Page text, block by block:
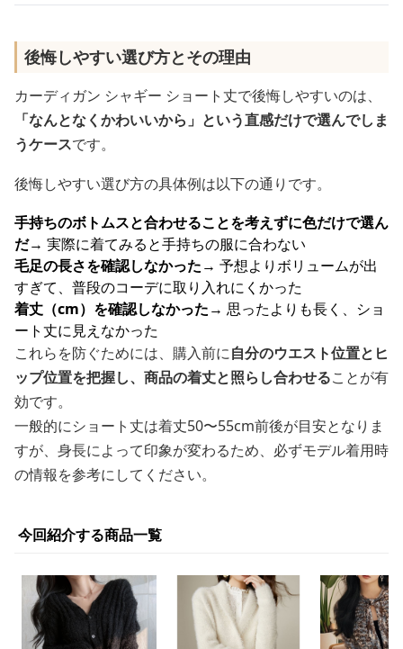
後悔しやすい選び方とその理由
カーディガン シャギー ショート丈で後悔しやすいのは、
「なんとなくかわいいから」という直感だけで選んでしま
うケースです。
後悔しやすい選び方の具体例は以下の通りです。
手持ちのボトムスと合わせることを考えずに色だけで選ん
だ→ 実際に着てみると手持ちの服に合わない
毛足の長さを確認しなかった→ 予想よりボリュームが出
すぎて、普段のコーデに取り入れにくかった
着丈（cm）を確認しなかった→ 思ったよりも長く、ショ
ート丈に見えなかった
これらを防ぐためには、購入前に自分のウエスト位置とヒ
ップ位置を把握し、商品の着丈と照らし合わせることが有
効です。
一般的にショート丈は着丈50〜55cm前後が目安となりま
すが、身長によって印象が変わるため、必ずモデル着用時
の情報を参考にしてください。
今回紹介する商品一覧